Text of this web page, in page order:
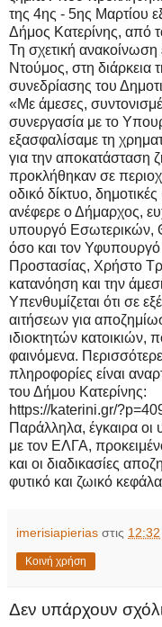
της 4ης - 5ης Μαρτίου
Δήμος Κατερίνης, από
Τη σχετική ανακοίνωση
Ντούμος, στη
συνεδρίασης του
«Με άμεσες,
συνεργασία με το
εξασφαλίσαμε τη
για την αποκατάσταση
προκλήθηκαν σε
οδικό δίκτυο,
ανέφερε ο Δήμαρχος,
υπουργό Εσωτερικών,
όσο και τον Υφυπουργό
Προστασίας, Χρήστο
κατανόηση και την
Υπενθυμίζεται ότι σε
αιτήσεων για
ιδιοκτητών κατοικιών,
φαινόμενα.
πληροφορίες είναι
του Δήμου Κατερίνης:
https://katerini.gr/
Παράλληλα, έγκαιρα οι
με τον ΕΛΓΑ,
και οι διαδικασίες
φυτικό και ζωικό
imerisiapierias στις 12:32
Κοινή χρήση
Δεν υπάρχουν